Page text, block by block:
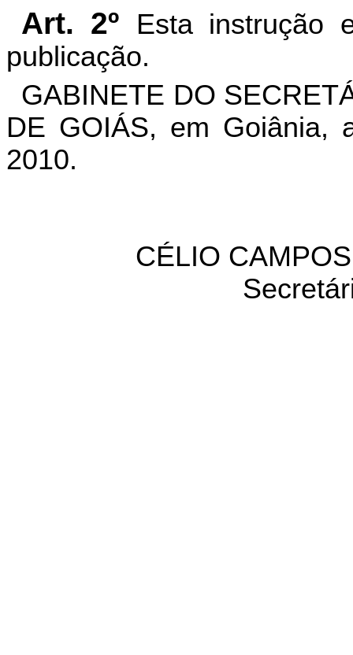
Art. 2º
Esta instrução
publicação.
GABINETE DO
DE GOIÁS, em
2010.
CÉLIO